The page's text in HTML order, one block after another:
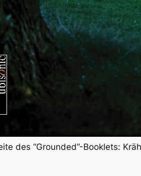
des “Grounded”-Booklets: